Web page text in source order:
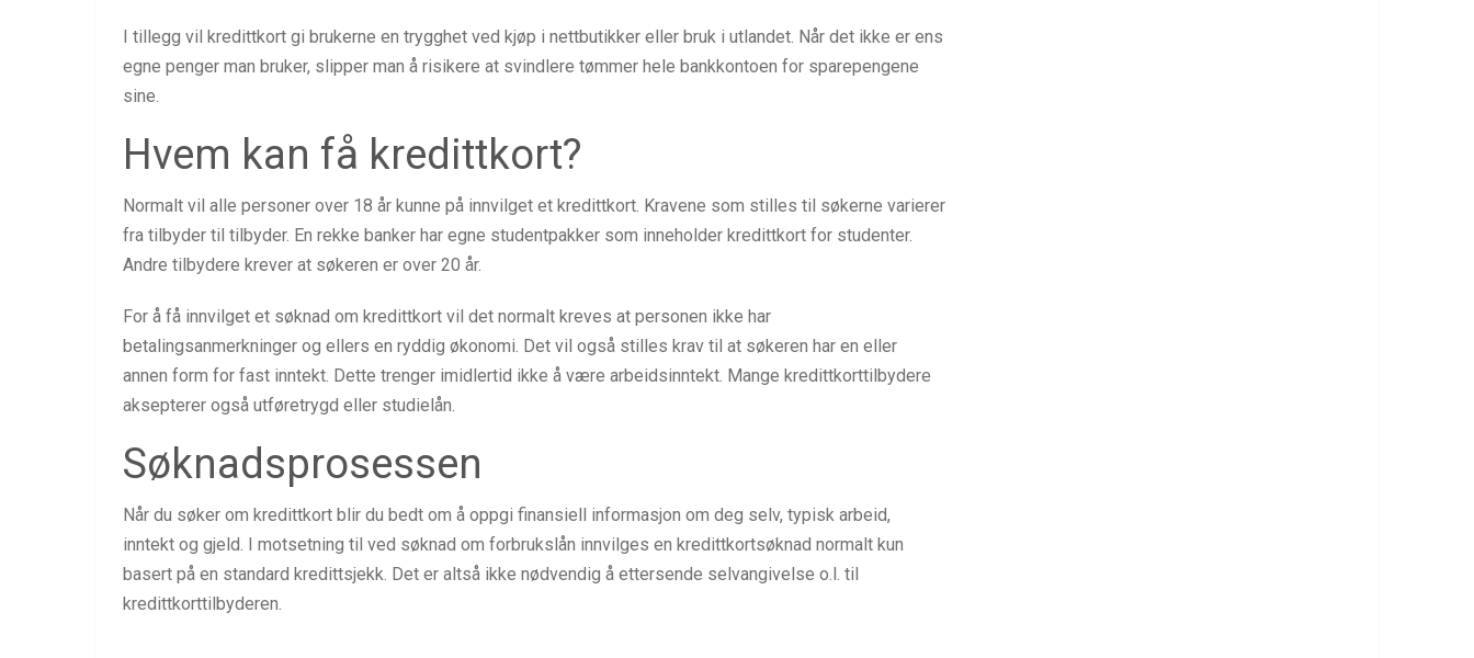
I tillegg vil kredittkort gi brukerne en trygghet ved kjøp i nettbutikker eller bruk i utlandet. Når det ikke er ens
egne penger man bruker, slipper man å risikere at svindlere tømmer hele bankkontoen for sparepengene
sine.
Hvem kan få kredittkort?
Normalt vil alle personer over 18 år kunne på innvilget et kredittkort. Kravene som stilles til søkerne varierer
fra tilbyder til tilbyder. En rekke banker har egne studentpakker som inneholder kredittkort for studenter.
Andre tilbydere krever at søkeren er over 20 år.
For å få innvilget et søknad om kredittkort vil det normalt kreves at personen ikke har
betalingsanmerkninger og ellers en ryddig økonomi. Det vil også stilles krav til at søkeren har en eller
annen form for fast inntekt. Dette trenger imidlertid ikke å være arbeidsinntekt. Mange kredittkorttilbydere
aksepterer også utføretrygd eller studielån.
Søknadsprosessen
Når du søker om kredittkort blir du bedt om å oppgi finansiell informasjon om deg selv, typisk arbeid,
inntekt og gjeld. I motsetning til ved søknad om forbrukslån innvilges en kredittkortsøknad normalt kun
basert på en standard kredittsjekk. Det er altså ikke nødvendig å ettersende selvangivelse o.l. til
kredittkorttilbyderen.